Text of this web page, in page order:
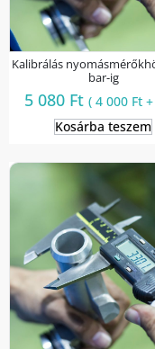
Kalibrálás
bar-ig
5 080 Ft ( 4 000 Ft+
Kosárba teszem